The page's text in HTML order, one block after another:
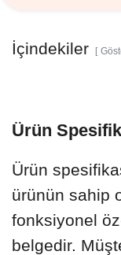
Ürün
Ürün
ürünün sahip
fonksiyonel
belgedir.
İçindekiler